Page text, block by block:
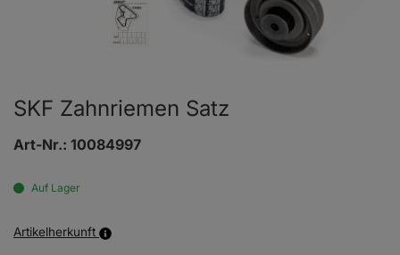
SKF Zahnriemen Satz
Art-Nr.: 10084997
Auf Lager
Artikelherkunft